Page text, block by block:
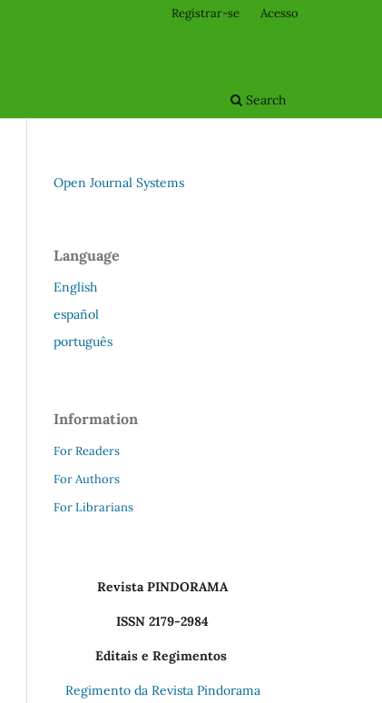
Search
Registrar-se Acesso
Open Journal Systems
Language
English
español
português
Information
For Readers
For Authors
For Librarians
Revista PINDORAMA
ISSN 2179-2984
Editais e Regimentos
Regimento da Revista Pindorama